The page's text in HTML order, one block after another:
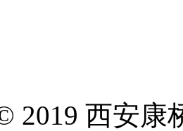
2019 西安